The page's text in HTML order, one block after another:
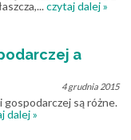
czytaj dalej »
a
4 grudnia 2015
gospodarczej są różne.
dalej »